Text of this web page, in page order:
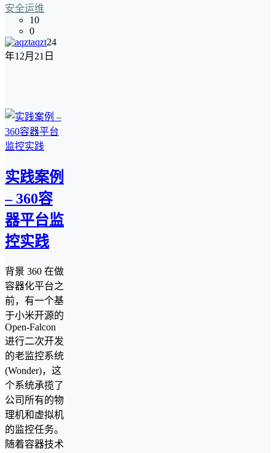
安全运维
10
0
aqzt24
年12月21日
实践案例
– 360容
器平台监
控实践
背景 360 在做
容器化平台之
前，有一个基
于小米开源的
Open-Falcon
进行二次开发
的老监控系统
(Wonder)，这
个系统承揽了
公司所有的物
理机和虚拟机
的监控任务。
随着容器技术